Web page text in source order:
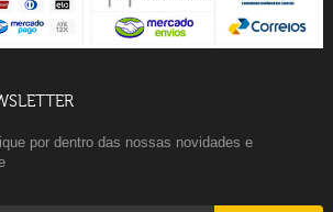
por dentro das nossas novidades e